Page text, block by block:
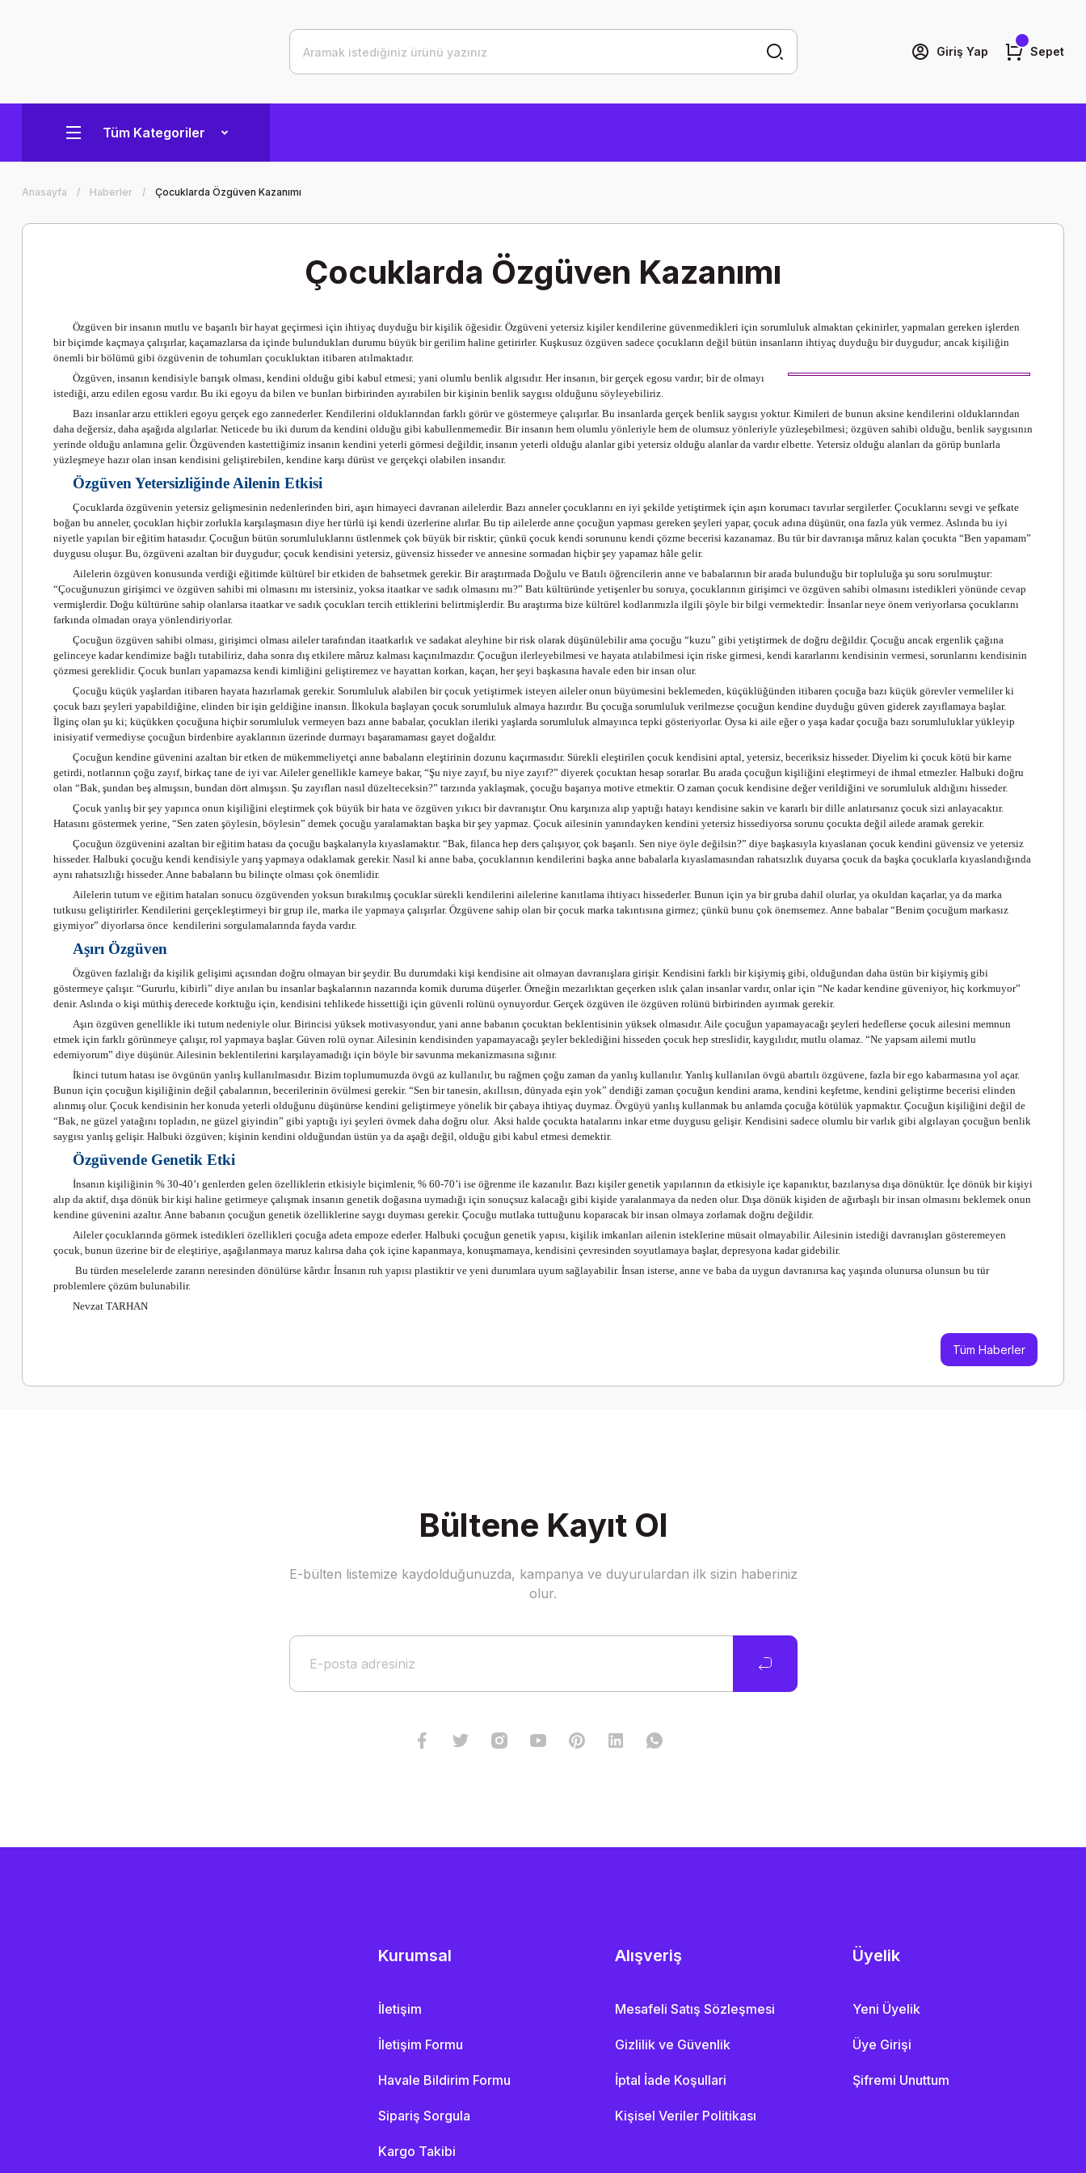
Giriş Yap Sepet
Tüm Kategoriler
Anasayfa Haberler Çocuklarda Özgüven Kazanımı
Çocuklarda Özgüven Kazanımı
Özgüven bir insanın mutlu ve başarılı bir hayat geçirmesi için ihtiyaç duyduğu bir kişilik öğesidir. Özgüveni yetersiz kişiler kendilerine güvenmedikleri için sorumluluk almaktan çekinirler, yapmaları gereken işlerden
bir biçimde kaçmaya çalışırlar, kaçamazlarsa da içinde bulundukları durumu büyük bir gerilim haline getirirler. Kuşkusuz özgüven sadece çocukların değil bütün insanların ihtiyaç duyduğu bir duygudur; ancak kişiliğin
önemli bir bölümü gibi özgüvenin de tohumları çocukluktan itibaren atılmaktadır.
Özgüven, insanın kendisiyle barışık olması, kendini olduğu gibi kabul etmesi; yani olumlu benlik algısıdır. Her insanın, bir gerçek egosu vardır; bir de olmayı
istediği, arzu edilen egosu vardır. Bu iki egoyu da bilen ve bunları birbirinden ayırabilen bir kişinin benlik saygısı olduğunu söyleyebiliriz.
Bazı insanlar arzu ettikleri egoyu gerçek ego zannederler. Kendilerini olduklarından farklı görür ve göstermeye çalışırlar. Bu insanlarda gerçek benlik saygısı yoktur. Kimileri de bunun aksine kendilerini olduklarından
daha değersiz, daha aşağıda algılarlar. Neticede bu iki durum da kendini olduğu gibi kabullenmemedir. Bir insanın hem olumlu yönleriyle hem de olumsuz yönleriyle yüzleşebilmesi; özgüven sahibi olduğu, benlik saygısının
yerinde olduğu anlamına gelir. Özgüvenden kastettiğimiz insanın kendini yeterli görmesi değildir, insanın yeterli olduğu alanlar gibi yetersiz olduğu alanlar da vardır elbette. Yetersiz olduğu alanları da görüp bunlarla
yüzleşmeye hazır olan insan kendisini geliştirebilen, kendine karşı dürüst ve gerçekçi olabilen insandır.
Özgüven Yetersizliğinde Ailenin Etkisi
Çocuklarda özgüvenin yetersiz gelişmesinin nedenlerinden biri, aşırı himayeci davranan ailelerdir. Bazı anneler çocuklarını en iyi şekilde yetiştirmek için aşırı korumacı tavırlar sergilerler. Çocuklarını sevgi ve şefkate
boğan bu anneler, çocukları hiçbir zorlukla karşılaşmasın diye her türlü işi kendi üzerlerine alırlar. Bu tip ailelerde anne çocuğun yapması gereken şeyleri yapar, çocuk adına düşünür, ona fazla yük vermez. Aslında bu iyi
niyetle yapılan bir eğitim hatasıdır. Çocuğun bütün sorumluluklarını üstlenmek çok büyük bir risktir; çünkü çocuk kendi sorununu kendi çözme becerisi kazanamaz. Bu tür bir davranışa mâruz kalan çocukta “Ben yapamam”
duygusu oluşur. Bu, özgüveni azaltan bir duygudur; çocuk kendisini yetersiz, güvensiz hisseder ve annesine sormadan hiçbir şey yapamaz hâle gelir.
Ailelerin özgüven konusunda verdiği eğitimde kültürel bir etkiden de bahsetmek gerekir. Bir araştırmada Doğulu ve Batılı öğrencilerin anne ve babalarının bir arada bulunduğu bir topluluğa şu soru sorulmuştur:
“Çocuğunuzun girişimci ve özgüven sahibi mi olmasını mı istersiniz, yoksa itaatkar ve sadık olmasını mı?” Batı kültüründe yetişenler bu soruya, çocuklarının girişimci ve özgüven sahibi olmasını istedikleri yönünde cevap
vermişlerdir. Doğu kültürüne sahip olanlarsa itaatkar ve sadık çocukları tercih ettiklerini belirtmişlerdir. Bu araştırma bize kültürel kodlarımızla ilgili şöyle bir bilgi vermektedir: İnsanlar neye önem veriyorlarsa çocuklarını
farkında olmadan oraya yönlendiriyorlar.
Çocuğun özgüven sahibi olması, girişimci olması aileler tarafından itaatkarlık ve sadakat aleyhine bir risk olarak düşünülebilir ama çocuğu “kuzu” gibi yetiştirmek de doğru değildir. Çocuğu ancak ergenlik çağına
gelinceye kadar kendimize bağlı tutabiliriz, daha sonra dış etkilere mâruz kalması kaçınılmazdır. Çocuğun ilerleyebilmesi ve hayata atılabilmesi için riske girmesi, kendi kararlarını kendisinin vermesi, sorunlarını kendisinin
çözmesi gereklidir. Çocuk bunları yapamazsa kendi kimliğini geliştiremez ve hayattan korkan, kaçan, her şeyi başkasına havale eden bir insan olur.
Çocuğu küçük yaşlardan itibaren hayata hazırlamak gerekir. Sorumluluk alabilen bir çocuk yetiştirmek isteyen aileler onun büyümesini beklemeden, küçüklüğünden itibaren çocuğa bazı küçük görevler vermeliler ki
çocuk bazı şeyleri yapabildiğine, elinden bir işin geldiğine inansın. İlkokula başlayan çocuk sorumluluk almaya hazırdır. Bu çocuğa sorumluluk verilmezse çocuğun kendine duyduğu güven giderek zayıflamaya başlar.
İlginç olan şu ki; küçükken çocuğuna hiçbir sorumluluk vermeyen bazı anne babalar, çocukları ileriki yaşlarda sorumluluk almayınca tepki gösteriyorlar. Oysa ki aile eğer o yaşa kadar çocuğa bazı sorumluluklar yükleyip
inisiyatif vermediyse çocuğun birdenbire ayaklarının üzerinde durmayı başaramaması gayet doğaldır.
Çocuğun kendine güvenini azaltan bir etken de mükemmeliyetçi anne babaların eleştirinin dozunu kaçırmasıdır. Sürekli eleştirilen çocuk kendisini aptal, yetersiz, beceriksiz hisseder. Diyelim ki çocuk kötü bir karne
getirdi, notlarının çoğu zayıf, birkaç tane de iyi var. Aileler genellikle karneye bakar, “Şu niye zayıf, bu niye zayıf?” diyerek çocuktan hesap sorarlar. Bu arada çocuğun kişiliğini eleştirmeyi de ihmal etmezler. Halbuki doğru
olan “Bak, şundan beş almışsın, bundan dört almışsın. Şu zayıfları nasıl düzelteceksin?” tarzında yaklaşmak, çocuğu başarıya motive etmektir. O zaman çocuk kendisine değer verildiğini ve sorumluluk aldığını hisseder.
Çocuk yanlış bir şey yapınca onun kişiliğini eleştirmek çok büyük bir hata ve özgüven yıkıcı bir davranıştır. Onu karşınıza alıp yaptığı hatayı kendisine sakin ve kararlı bir dille anlatırsanız çocuk sizi anlayacaktır.
Hatasını göstermek yerine, “Sen zaten şöylesin, böylesin” demek çocuğu yaralamaktan başka bir şey yapmaz. Çocuk ailesinin yanındayken kendini yetersiz hissediyorsa sorunu çocukta değil ailede aramak gerekir.
Çocuğun özgüvenini azaltan bir eğitim hatası da çocuğu başkalarıyla kıyaslamaktır. “Bak, filanca hep ders çalışıyor, çok başarılı. Sen niye öyle değilsin?” diye başkasıyla kıyaslanan çocuk kendini güvensiz ve yetersiz
hisseder. Halbuki çocuğu kendi kendisiyle yarış yapmaya odaklamak gerekir. Nasıl ki anne baba, çocuklarının kendilerini başka anne babalarla kıyaslamasından rahatsızlık duyarsa çocuk da başka çocuklarla kıyaslandığında
aynı rahatsızlığı hisseder. Anne babaların bu bilinçte olması çok önemlidir.
Ailelerin tutum ve eğitim hataları sonucu özgüvenden yoksun bırakılmış çocuklar sürekli kendilerini ailelerine kanıtlama ihtiyacı hissederler. Bunun için ya bir gruba dahil olurlar, ya okuldan kaçarlar, ya da marka
tutkusu geliştirirler. Kendilerini gerçekleştirmeyi bir grup ile, marka ile yapmaya çalışırlar. Özgüvene sahip olan bir çocuk marka takıntısına girmez; çünkü bunu çok önemsemez. Anne babalar “Benim çocuğum markasız
giymiyor” diyorlarsa önce kendilerini sorgulamalarında fayda vardır.
Aşırı Özgüven
Özgüven fazlalığı da kişilik gelişimi açısından doğru olmayan bir şeydir. Bu durumdaki kişi kendisine ait olmayan davranışlara girişir. Kendisini farklı bir kişiymiş gibi, olduğundan daha üstün bir kişiymiş gibi
göstermeye çalışır. “Gururlu, kibirli” diye anılan bu insanlar başkalarının nazarında komik duruma düşerler. Örneğin mezarlıktan geçerken ıslık çalan insanlar vardır, onlar için “Ne kadar kendine güveniyor, hiç korkmuyor”
denir. Aslında o kişi müthiş derecede korktuğu için, kendisini tehlikede hissettiği için güvenli rolünü oynuyordur. Gerçek özgüven ile özgüven rolünü birbirinden ayırmak gerekir.
Aşırı özgüven genellikle iki tutum nedeniyle olur. Birincisi yüksek motivasyondur, yani anne babanın çocuktan beklentisinin yüksek olmasıdır. Aile çocuğun yapamayacağı şeyleri hedeflerse çocuk ailesini memnun
etmek için farklı görünmeye çalışır, rol yapmaya başlar. Güven rolü oynar. Ailesinin kendisinden yapamayacağı şeyler beklediğini hisseden çocuk hep streslidir, kaygılıdır, mutlu olamaz. “Ne yapsam ailemi mutlu
edemiyorum” diye düşünür. Ailesinin beklentilerini karşılayamadığı için böyle bir savunma mekanizmasına sığınır.
İkinci tutum hatası ise övgünün yanlış kullanılmasıdır. Bizim toplumumuzda övgü az kullanılır, bu rağmen çoğu zaman da yanlış kullanılır. Yanlış kullanılan övgü abartılı özgüvene, fazla bir ego kabarmasına yol açar.
Bunun için çocuğun kişiliğinin değil çabalarının, becerilerinin övülmesi gerekir. “Sen bir tanesin, akıllısın, dünyada eşin yok” dendiği zaman çocuğun kendini arama, kendini keşfetme, kendini geliştirme becerisi elinden
alınmış olur. Çocuk kendisinin her konuda yeterli olduğunu düşünürse kendini geliştirmeye yönelik bir çabaya ihtiyaç duymaz. Övgüyü yanlış kullanmak bu anlamda çocuğa kötülük yapmaktır. Çocuğun kişiliğini değil de
“Bak, ne güzel yatağını topladın, ne güzel giyindin” gibi yaptığı iyi şeyleri övmek daha doğru olur. Aksi halde çocukta hatalarını inkar etme duygusu gelişir. Kendisini sadece olumlu bir varlık gibi algılayan çocuğun benlik
saygısı yanlış gelişir. Halbuki özgüven; kişinin kendini olduğundan üstün ya da aşağı değil, olduğu gibi kabul etmesi demektir.
Özgüvende Genetik Etki
İnsanın kişiliğinin % 30-40’ı genlerden gelen özelliklerin etkisiyle biçimlenir, % 60-70’i ise öğrenme ile kazanılır. Bazı kişiler genetik yapılarının da etkisiyle içe kapanıktır, bazılarıysa dışa dönüktür. İçe dönük bir kişiyi
alıp da aktif, dışa dönük bir kişi haline getirmeye çalışmak insanın genetik doğasına uymadığı için sonuçsuz kalacağı gibi kişide yaralanmaya da neden olur. Dışa dönük kişiden de ağırbaşlı bir insan olmasını beklemek onun
kendine güvenini azaltır. Anne babanın çocuğun genetik özelliklerine saygı duyması gerekir. Çocuğu mutlaka tuttuğunu koparacak bir insan olmaya zorlamak doğru değildir.
Aileler çocuklarında görmek istedikleri özellikleri çocuğa adeta empoze ederler. Halbuki çocuğun genetik yapısı, kişilik imkanları ailenin isteklerine müsait olmayabilir. Ailesinin istediği davranışları gösteremeyen
çocuk, bunun üzerine bir de eleştiriye, aşağılanmaya maruz kalırsa daha çok içine kapanmaya, konuşmamaya, kendisini çevresinden soyutlamaya başlar, depresyona kadar gidebilir.
Bu türden meselelerde zararın neresinden dönülürse kârdır. İnsanın ruh yapısı plastiktir ve yeni durumlara uyum sağlayabilir. İnsan isterse, anne ve baba da uygun davranırsa kaç yaşında olunursa olunsun bu tür
problemlere çözüm bulunabilir.
Nevzat TARHAN
Tüm Haberler
Bültene Kayıt Ol
E-bülten listemize kaydolduğunuzda, kampanya ve duyurulardan ilk sizin haberiniz
olur.
Kurumsal
İletişim
İletişim Formu
Havale Bildirim Formu
Sipariş Sorgula
Kargo Takibi
Alışveriş
Mesafeli Satış Sözleşmesi
Gizlilik ve Güvenlik
İptal İade Koşullari
Kişisel Veriler Politikası
Üyelik
Yeni Üyelik
Üye Girişi
Şifremi Unuttum